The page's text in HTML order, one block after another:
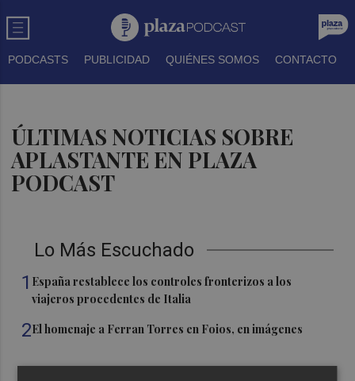
PODCASTS PUBLICIDAD QUIÉNES SOMOS CONTACTO
ÚLTIMAS NOTICIAS SOBRE
APLASTANTE EN PLAZA
PODCAST
Lo Más Escuchado
1 España restablece los controles fronterizos a los
viajeros procedentes de Italia
2El homenaje a Ferran Torres en Foios, en imágenes